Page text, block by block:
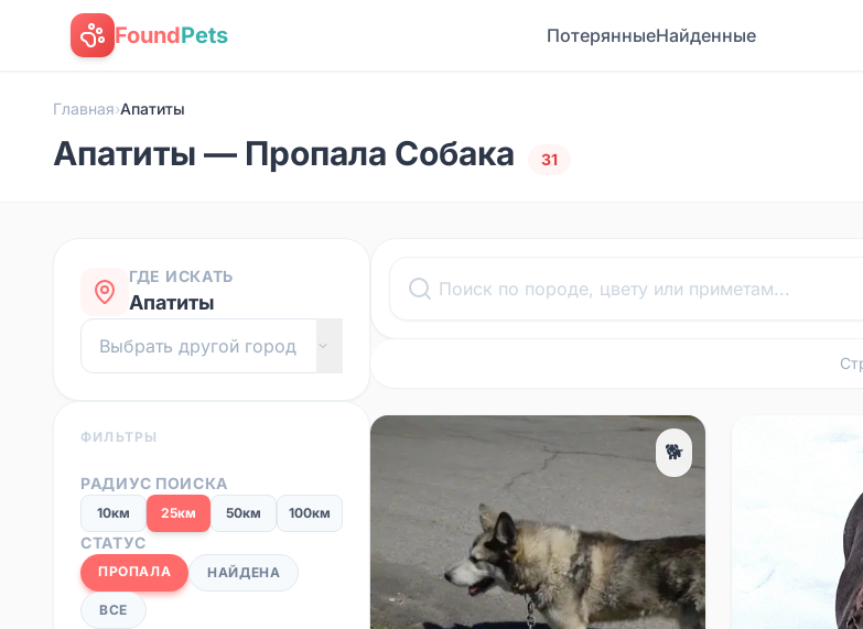
FoundPets ПотерянныеНайденные
Главная›Апатиты
Апатиты — Пропала Собака 31
ГДЕ ИСКАТЬ
Апатиты
ФИЛЬТРЫ
РАДИУС ПОИСКА
10км 25км 50км 100км
СТАТУС
ПРОПАЛА НАЙДЕНА
ВСЕ
🐕